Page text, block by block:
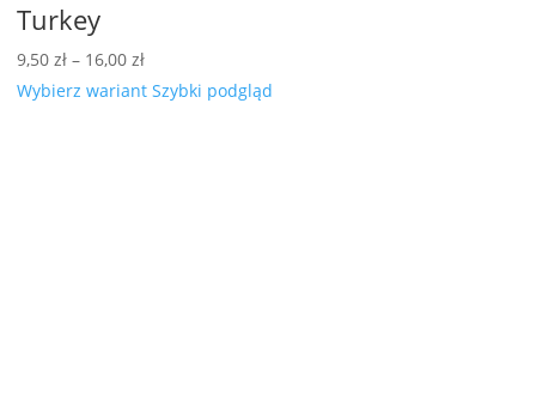
Turkey
9,50 zł – 16,00 złZakres
cen:
Wybierz wariant Szybki podgląd